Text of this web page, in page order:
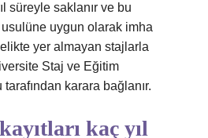
süreyle saklanır ve bu
uygun olarak imha
yer almayan stajlarla
Staj ve Eğitim
karara bağlanır.
kaç yıl